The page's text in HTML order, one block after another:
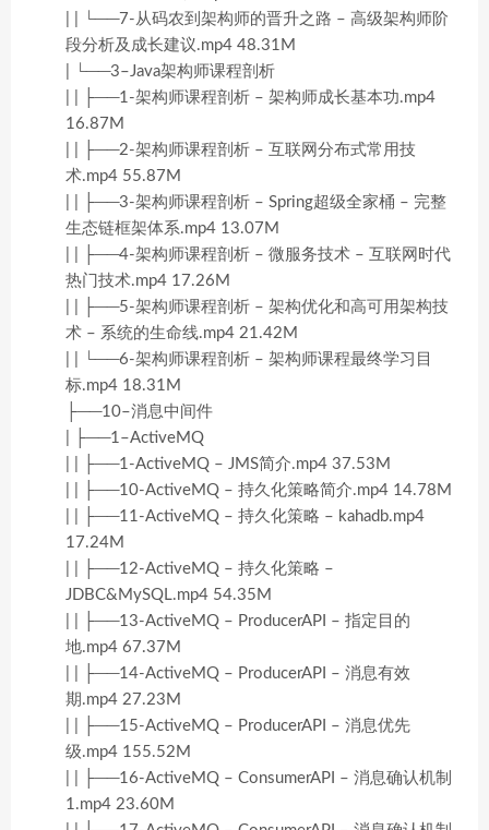
| | └──7-从码农到架构师的晋升之路 – 高级架构师阶
段分析及成长建议.mp4 48.31M
| └──3–Java架构师课程剖析
| | ├──1-架构师课程剖析 – 架构师成长基本功.mp4
16.87M
| | ├──2-架构师课程剖析 – 互联网分布式常用技
术.mp4 55.87M
| | ├──3-架构师课程剖析 – Spring超级全家桶 – 完整
生态链框架体系.mp4 13.07M
| | ├──4-架构师课程剖析 – 微服务技术 – 互联网时代
热门技术.mp4 17.26M
| | ├──5-架构师课程剖析 – 架构优化和高可用架构技
术 – 系统的生命线.mp4 21.42M
| | └──6-架构师课程剖析 – 架构师课程最终学习目
标.mp4 18.31M
├──10–消息中间件
| ├──1–ActiveMQ
| | ├──1-ActiveMQ – JMS简介.mp4 37.53M
| | ├──10-ActiveMQ – 持久化策略简介.mp4 14.78M
| | ├──11-ActiveMQ – 持久化策略 – kahadb.mp4
17.24M
| | ├──12-ActiveMQ – 持久化策略 –
JDBC&MySQL.mp4 54.35M
| | ├──13-ActiveMQ – ProducerAPI – 指定目的
地.mp4 67.37M
| | ├──14-ActiveMQ – ProducerAPI – 消息有效
期.mp4 27.23M
| | ├──15-ActiveMQ – ProducerAPI – 消息优先
级.mp4 155.52M
| | ├──16-ActiveMQ – ConsumerAPI – 消息确认机制
1.mp4 23.60M